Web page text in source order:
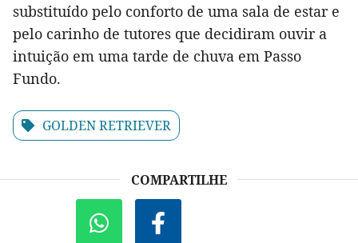
substituído pelo conforto de uma sala de estar e
pelo carinho de tutores que decidiram ouvir a
intuição em uma tarde de chuva em Passo
Fundo.
GOLDEN RETRIEVER
COMPARTILHE